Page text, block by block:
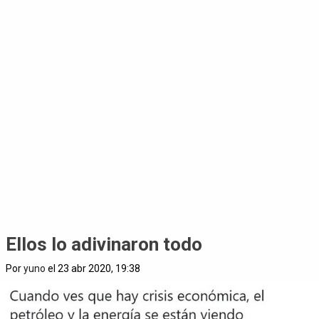
Ellos lo adivinaron todo
Poryuno el 23 abr 2020, 19:38